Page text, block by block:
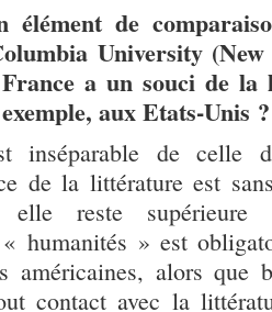
élément de
University
a un souci de la
aux Etats-Unis ?
inséparable de celle
de la littérature est
elle reste supérieure
humanités » est
américaines, alors que
contact avec la